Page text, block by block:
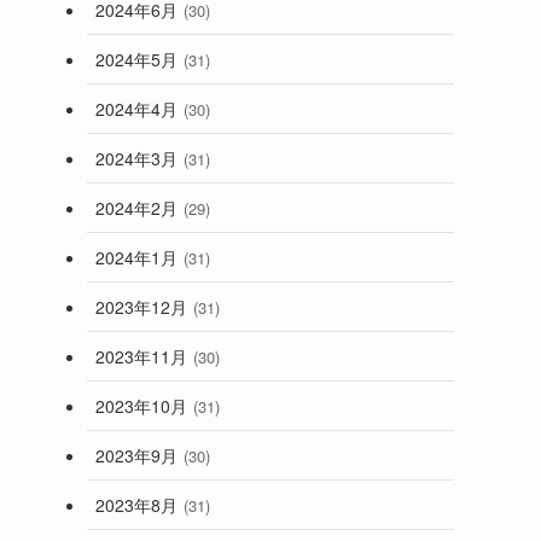
2024年6月 (30)
2024年5月 (31)
2024年4月 (30)
2024年3月 (31)
2024年2月 (29)
2024年1月 (31)
2023年12月 (31)
2023年11月 (30)
2023年10月 (31)
2023年9月 (30)
2023年8月 (31)